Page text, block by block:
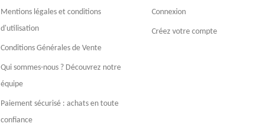
Mentions légales et conditions
d'utilisation
Conditions Générales de Vente
Qui sommes-nous ? Découvrez notre
équipe
Paiement sécurisé : achats en toute
confiance
Connexion
Créez votre compte